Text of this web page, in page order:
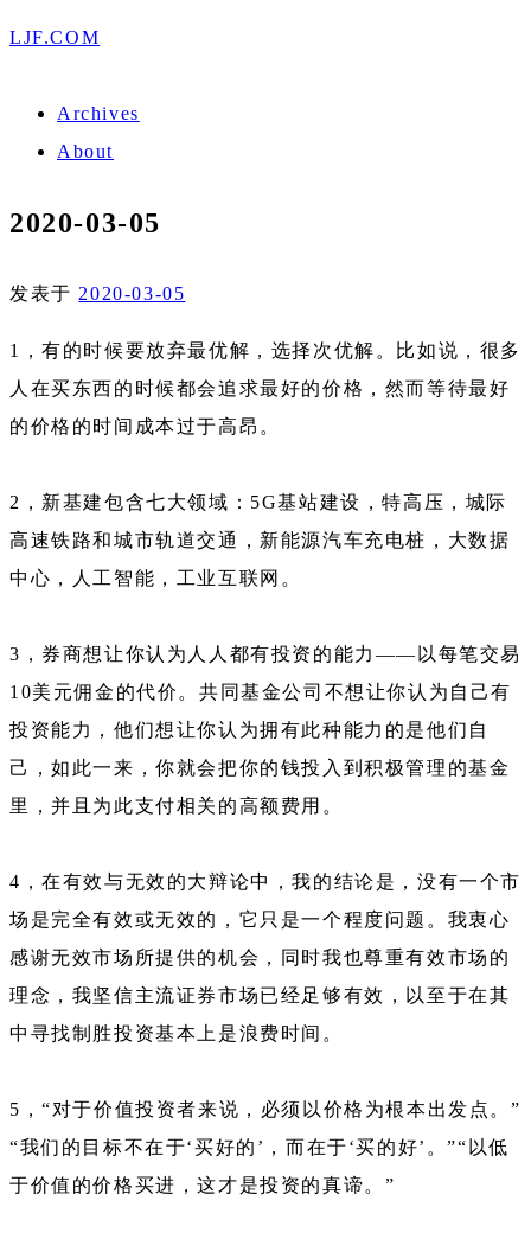
LJF.COM
Archives
About
2020-03-05
发表于 2020-03-05
1，有的时候要放弃最优解，选择次优解。比如说，很多
人在买东西的时候都会追求最好的价格，然而等待最好
的价格的时间成本过于高昂。
2，新基建包含七大领域：5G基站建设，特高压，城际
高速铁路和城市轨道交通，新能源汽车充电桩，大数据
中心，人工智能，工业互联网。
3，券商想让你认为人人都有投资的能力——以每笔交易
10美元佣金的代价。共同基金公司不想让你认为自己有
投资能力，他们想让你认为拥有此种能力的是他们自
己，如此一来，你就会把你的钱投入到积极管理的基金
里，并且为此支付相关的高额费用。
4，在有效与无效的大辩论中，我的结论是，没有一个市
场是完全有效或无效的，它只是一个程度问题。我衷心
感谢无效市场所提供的机会，同时我也尊重有效市场的
理念，我坚信主流证券市场已经足够有效，以至于在其
中寻找制胜投资基本上是浪费时间。
5，“对于价值投资者来说，必须以价格为根本出发点。”
“我们的目标不在于‘买好的’，而在于‘买的好’。”“以低
于价值的价格买进，这才是投资的真谛。”